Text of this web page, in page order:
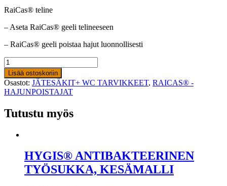
RaiCas® teline
– Aseta RaiCas® geeli telineeseen
– RaiCas® geeli poistaa hajut luonnollisesti
RAICAS®
SEINÄTELINE
määrä
Lisää ostoskoriin
Osastot: JÄTESÄKIT+ WC TARVIKKEET, RAICAS® -
HAJUNPOISTAJAT
Tutustu myös
HYGIS® ANTIBAKTEERINEN
TYÖSUKKA, KESÄMALLI